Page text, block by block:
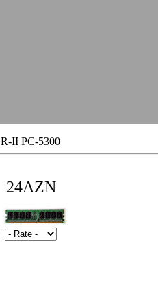
II PC-5300
24AZN